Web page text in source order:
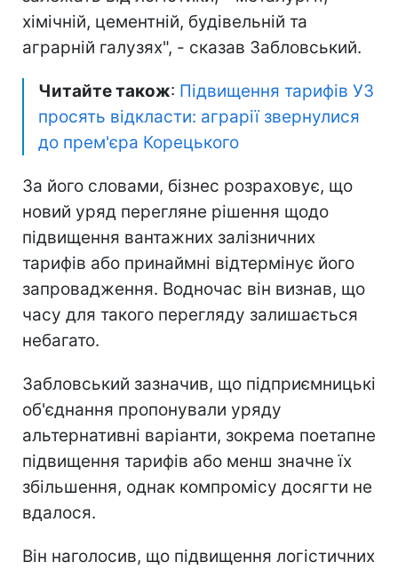
хімічній, цементній, будівельній та
аграрній галузях", - сказав Забловський.
Читайте також: Підвищення тарифів УЗ
просять відкласти: аграрії звернулися
до прем'єра Корецького
За його словами, бізнес розраховує, що
новий уряд перегляне рішення щодо
підвищення вантажних залізничних
тарифів або принаймні відтермінує його
запровадження. Водночас він визнав, що
часу для такого перегляду залишається
небагато.
Забловський зазначив, що підприємницькі
об'єднання пропонували уряду
альтернативні варіанти, зокрема поетапне
підвищення тарифів або менш значне їх
збільшення, однак компромісу досягти не
вдалося.
Він наголосив, що підвищення логістичних